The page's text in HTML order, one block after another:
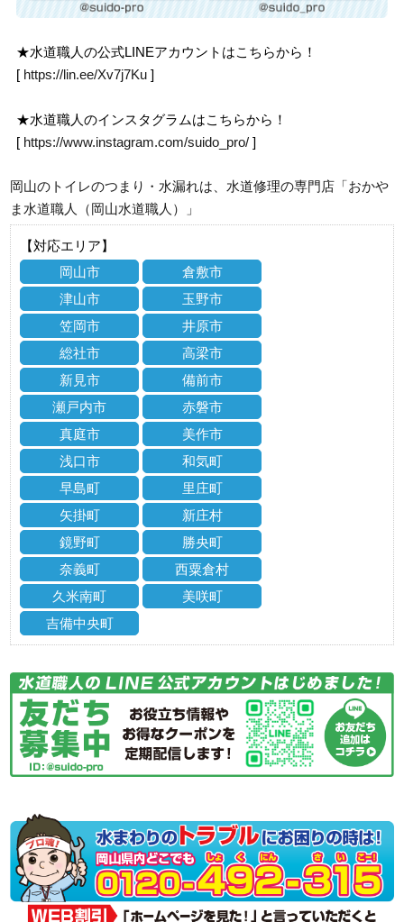
★水道職人の公式LINEアカウントはこちらから！
[ https://lin.ee/Xv7j7Ku ]
★水道職人のインスタグラムはこちらから！
[ https://www.instagram.com/suido_pro/ ]
岡山のトイレのつまり・水漏れは、水道修理の専門店「おかや
ま水道職人（岡山水道職人）」
【対応エリア】
岡山市
倉敷市
津山市
玉野市
笠岡市
井原市
総社市
高梁市
新見市
備前市
瀬戸内市
赤磐市
真庭市
美作市
浅口市
和気町
早島町
里庄町
矢掛町
新庄村
鏡野町
勝央町
奈義町
西粟倉村
久米南町
美咲町
吉備中央町